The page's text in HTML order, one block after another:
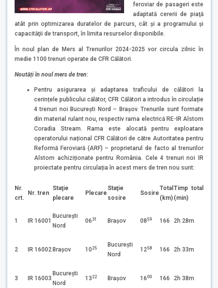
feroviar de pasageri este
adaptată cererii de piaţă
atât prin optimizarea duratelor de parcurs, cât şi a programului şi
capacităţii de transport, în limita resurselor disponibile.
În noul plan de Mers al Trenurilor 2024-2025 vor circula zilnic în
medie 1100 trenuri operate de CFR Călători.
Noutăți în noul mers de tren:
Pentru asigurarea și adaptarea traficului de călători la
cerințele publicului călător, CFR Călători a introdus în circulație
4 trenuri noi București Nord – Brașov. Trenurile sunt formate
din material rulant nou, respectiv rama electrică RE-IR Alstom
Coradia Stream. Rama este alocată pentru exploatare
operatorului național CFR Călători de către Autoritatea pentru
Reformă Feroviară (ARF) – proprietarul de facto al trenurilor
Alstom achiziționate pentru România. Cele 4 trenuri noi IR
proiectate pentru circulația în acest mers de tren nou sunt:
Nr.
crt.
Nr. tren
Staţie
plecare
Plecare
Staţie
sosire
Sosire
Total
(km)
Timp total
(min)
1 IR 16001
Bucureşti
Nord
06 31 Brașov 08 59 166 2h 28m
2 IR 16002 Brașov 10 25
Bucureşti
Nord
1258 166 2h 33m
3 IR 16003
Bucureşti
Nord
13 22 Brașov 16 00 166 2h 38m